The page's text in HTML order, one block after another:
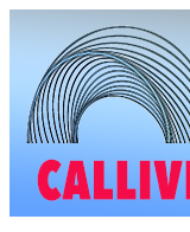
contenuto